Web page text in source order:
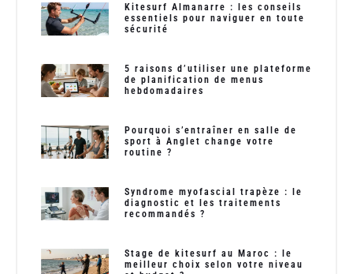
Kitesurf Almanarre : les conseils
essentiels pour naviguer en toute
sécurité
5 raisons d’utiliser une plateforme
de planification de menus
hebdomadaires
Pourquoi s’entraîner en salle de
sport à Anglet change votre
routine ?
Syndrome myofascial trapèze : le
diagnostic et les traitements
recommandés ?
Stage de kitesurf au Maroc : le
meilleur choix selon votre niveau